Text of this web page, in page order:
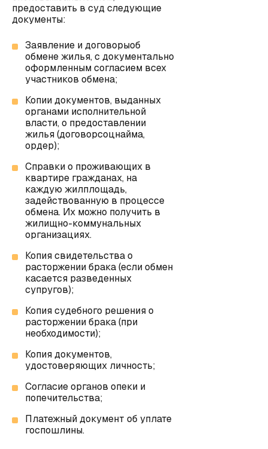
предоставить в суд следующие
документы:
Заявление и договорыоб
обмене жилья, с документально
оформленным согласием всех
участников обмена;
Копии документов, выданных
органами исполнительной
власти, о предоставлении
жилья (договорсоцнайма,
ордер);
Справки о проживающих в
квартире гражданах, на
каждую жилплощадь,
задействованную в процессе
обмена. Их можно получить в
жилищно-коммунальных
организациях.
Копия свидетельства о
расторжении брака (если обмен
касается разведенных
супругов);
Копия судебного решения о
расторжении брака (при
необходимости);
Копия документов,
удостоверяющих личность;
Согласие органов опеки и
попечительства;
Платежный документ об уплате
госпошлины.